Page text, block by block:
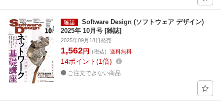
Software Design (ソフトウェア デザイン)
2025年 10月号 [雑誌]
2025年09月18日発売
1,562円 (税込) 送料無料
14ポイント 1倍
ご注文できない商品